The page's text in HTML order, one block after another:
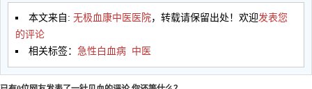
本文来自: 无极血康中医医院，转载请保留出处！欢迎发表您
的评论
相关标签： 急性白血病 中医